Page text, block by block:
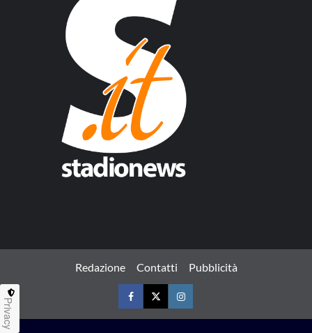
Redazione Contatti Pubblicità
FacebookTwitterInstagram
Privacy